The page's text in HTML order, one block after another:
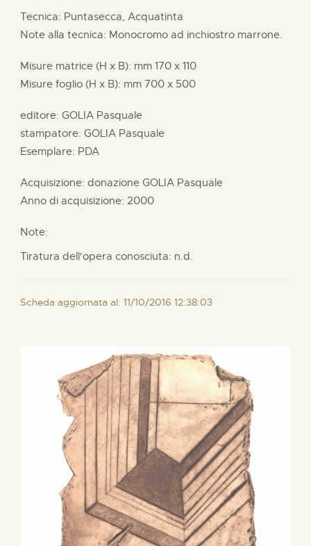
Tecnica: Puntasecca, Acquatinta
Note alla tecnica: Monocromo ad inchiostro marrone.
Misure matrice (H x B): mm 170 x 110
Misure foglio (H x B): mm 700 x 500
editore: GOLIA Pasquale
stampatore: GOLIA Pasquale
Esemplare: PDA
Acquisizione: donazione GOLIA Pasquale
Anno di acquisizione: 2000
Note:
Tiratura dell'opera conosciuta: n.d.
Scheda aggiornata al: 11/10/2016 12:38:03